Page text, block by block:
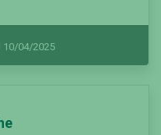
10/04/2025